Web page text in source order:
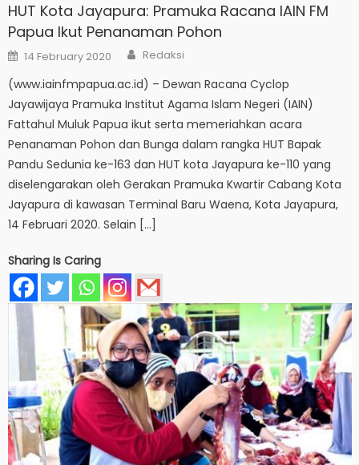
HUT Kota Jayapura: Pramuka Racana IAIN FM
Papua Ikut Penanaman Pohon
Posted
on
14 February 2020 Author
Redaksi
(www.iainfmpapua.ac.id) – Dewan Racana Cyclop
Jayawijaya Pramuka Institut Agama Islam Negeri (IAIN)
Fattahul Muluk Papua ikut serta memeriahkan acara
Penanaman Pohon dan Bunga dalam rangka HUT Bapak
Pandu Sedunia ke-163 dan HUT kota Jayapura ke-110 yang
diselengarakan oleh Gerakan Pramuka Kwartir Cabang Kota
Jayapura di kawasan Terminal Baru Waena, Kota Jayapura,
14 Februari 2020. Selain […]
Sharing Is Caring